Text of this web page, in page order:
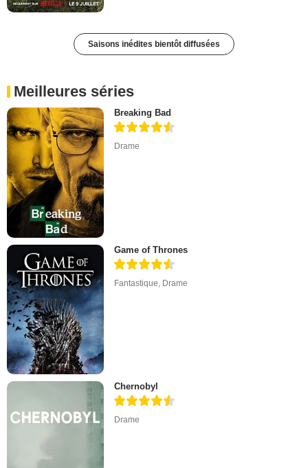
Saisons inédites bientôt diffusées
Meilleures séries
Breaking Bad
Drame
Game of Thrones
Fantastique Drame
Chernobyl
Drame